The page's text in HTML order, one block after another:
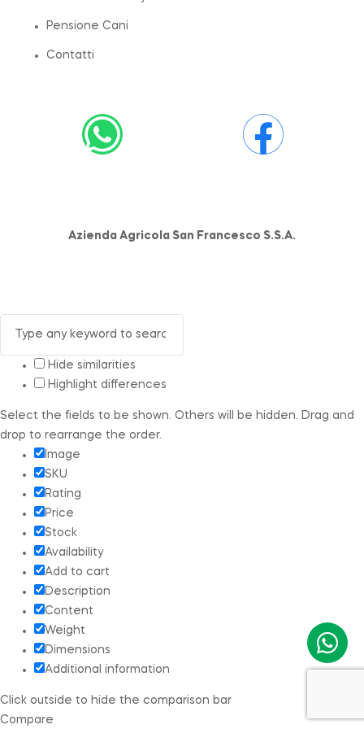
Pensione Cani
Contatti
Azienda Agricola San Francesco S.S.A.
Hide similarities
Highlight differences
Select the fields to be shown. Others will be hidden. Drag and
drop to rearrange the order.
Image
SKU
Rating
Price
Stock
Availability
Add to cart
Description
Content
Weight
Dimensions
Additional information
Click outside to hide the comparison bar
Compare